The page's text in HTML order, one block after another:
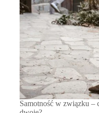
Samotność w związku –